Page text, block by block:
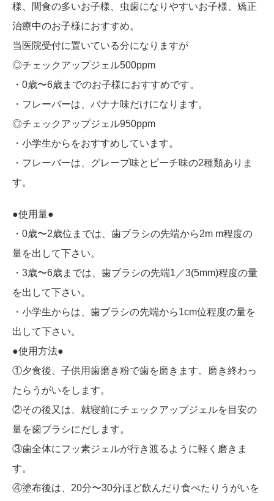
様、間食の多いお子様、虫歯になりやすいお子様、矯正
治療中のお子様におすすめ。
当医院受付に置いている分になりますが
◎チェックアップジェル500ppm
・0歳〜6歳までのお子様におすすめです。
・フレーバーは、バナナ味だけになります。
◎チェックアップジェル950ppm
・小学生からをおすすめしています。
・フレーバーは、グレープ味とピーチ味の2種類ありま
す。
●使用量●
・0歳〜2歳位までは、歯ブラシの先端から2m m程度の
量を出して下さい。
・3歳〜6歳までは、歯ブラシの先端1／3(5mm)程度の量
を出して下さい。
・小学生からは、歯ブラシの先端から1cm位程度の量を
出して下さい。
●使用方法●
①夕食後、子供用歯磨き粉で歯を磨きます。磨き終わっ
たらうがいをします。
②その後又は、就寝前にチェックアップジェルを目安の
量を歯ブラシにだします。
③歯全体にフッ素ジェルが行き渡るように軽く磨きま
す。
④塗布後は、20分〜30分ほど飲んだり食べたりうがいを